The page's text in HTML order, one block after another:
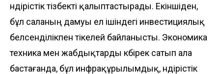
өндірістік тізбекті қалыптастырады. Екіншіден,
бұл саланың дамуы ел ішіндегі инвестициялық
белсенділікпен тікелей байланысты. Экономика
техника мен жабдықтарды көбірек сатып ала
бастағанда, бұл инфрақұрылымдық, өндірістік